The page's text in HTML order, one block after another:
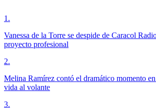
1 .
Vanessa de la Torre se despide de Caracol
proyecto profesional
2.
Melina Ramírez contó el dramático momento
vida al volante
3.